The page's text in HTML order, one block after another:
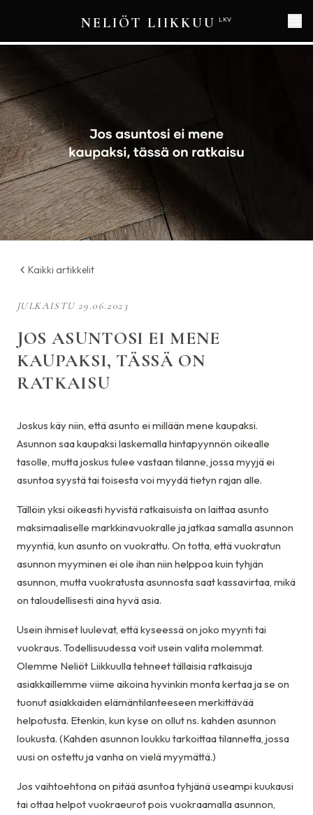
NELIÖT LIIKKUU LKV
Kaikki artikkelit
JULKAISTU29.06.2023
JOS ASUNTOSI EI MENE
KAUPAKSI, TÄSSÄ ON
RATKAISU
Joskus käy niin, että asunto ei millään mene kaupaksi.
Asunnon saa kaupaksi laskemalla hintapyynnön oikealle
tasolle, mutta joskus tulee vastaan tilanne, jossa myyjä ei
asuntoa syystä tai toisesta voi myydä tietyn rajan alle.
Tällöin yksi oikeasti hyvistä ratkaisuista on laittaa asunto
maksimaaliselle markkinavuokralle ja jatkaa samalla asunnon
myyntiä, kun asunto on vuokrattu. On totta, että vuokratun
asunnon myyminen ei ole ihan niin helppoa kuin tyhjän
asunnon, mutta vuokratusta asunnosta saat kassavirtaa, mikä
on taloudellisesti aina hyvä asia.
Usein ihmiset luulevat, että kyseessä on joko myynti tai
vuokraus. Todellisuudessa voit usein valita molemmat.
Olemme Neliöt Liikkuulla tehneet tällaisia ratkaisuja
asiakkaillemme viime aikoina hyvinkin monta kertaa ja se on
tuonut asiakkaiden elämäntilanteeseen merkittävää
helpotusta. Etenkin, kun kyse on ollut ns. kahden asunnon
loukusta. (Kahden asunnon loukku tarkoittaa tilannetta, jossa
uusi on ostettu ja vanha on vielä myymättä.)
Jos vaihtoehtona on pitää asuntoa tyhjänä useampi kuukausi
tai ottaa helpot vuokraeurot pois vuokraamalla asunnon,